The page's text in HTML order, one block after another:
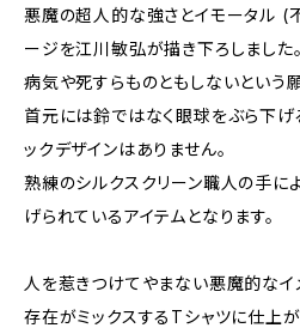
悪魔の超人的な強さとイモータル (
ージを江川敏弘が描き下ろしました。
病気や死すらものともしないという
首元には鈴ではなく眼球をぶら下げ
ックデザインはありません。
熟練のシルクスクリーン職人の手に
げられているアイテムとなります。
人を惹きつけてやまない悪魔的なイ
存在がミックスするTシャツに仕上が